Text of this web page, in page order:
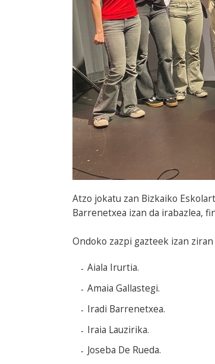
Atzo jokatu zan Bizkaiko
Barrenetxea izan da irabazlea,
Ondoko zazpi gazteek izan
Aiala Irurtia.
Amaia Gallastegi.
Iradi Barrenetxea.
Iraia Lauzirika.
Joseba De Rueda.